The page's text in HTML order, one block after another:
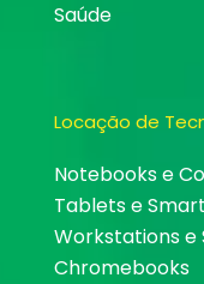
Saúde
Locação de
Notebooks e
Tablets e
Workstations e
Chromebooks